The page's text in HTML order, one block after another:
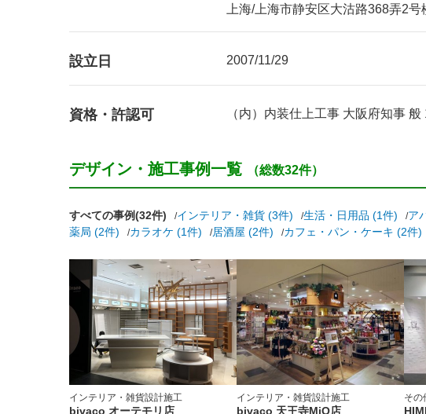
上海/上海市静安区大沽路368弄2号
設立日 2007/11/29
資格・許認可 （内）内装仕上工事 大阪府知事
デザイン・施工事例一覧 （総数32件）
すべての事例(32件) インテリア・雑貨 (3件) 生活・日用品 (1件) ア
薬局 (2件)
カラオケ (1件) 居酒屋 (2件) カフェ・パン・ケーキ (2件)
インテリア・雑貨設計施工
bivaco オーテモリ店
インテリア・雑貨設計施工
bivaco 天王寺MiO店
その